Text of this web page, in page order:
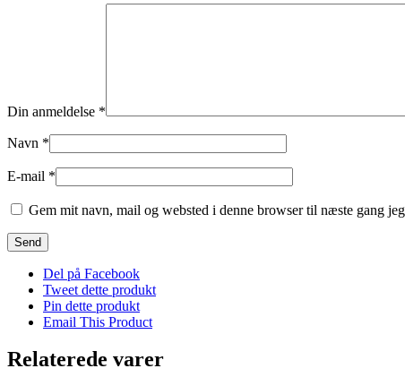
Din anmeldelse *
Navn *
E-mail *
Gem mit navn, mail og websted i denne browser til næste gang
Del på Facebook
Tweet dette produkt
Pin dette produkt
Email This Product
Relaterede varer